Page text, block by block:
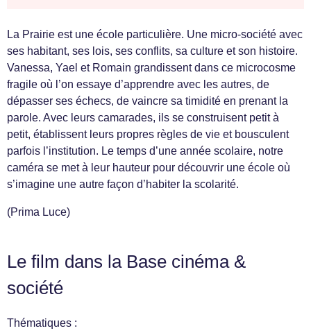
La Prairie est une école particulière. Une micro-société avec
ses habitant, ses lois, ses conflits, sa culture et son histoire.
Vanessa, Yael et Romain grandissent dans ce microcosme
fragile où l’on essaye d’apprendre avec les autres, de
dépasser ses échecs, de vaincre sa timidité en prenant la
parole. Avec leurs camarades, ils se construisent petit à
petit, établissent leurs propres règles de vie et bousculent
parfois l’institution. Le temps d’une année scolaire, notre
caméra se met à leur hauteur pour découvrir une école où
s’imagine une autre façon d’habiter la scolarité.
(Prima Luce)
Le film dans la Base cinéma &
société
Thématiques :